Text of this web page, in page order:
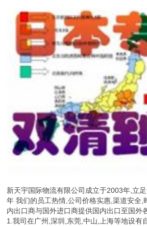
新天宇国际物流有限公司成立于2003年,立
年 我们的员工热情,公司价格实惠,渠道安全,
内出口商与国外进口商提供国内出口至国外
1.我司在广州,深圳,东莞,中山,上海等地设有